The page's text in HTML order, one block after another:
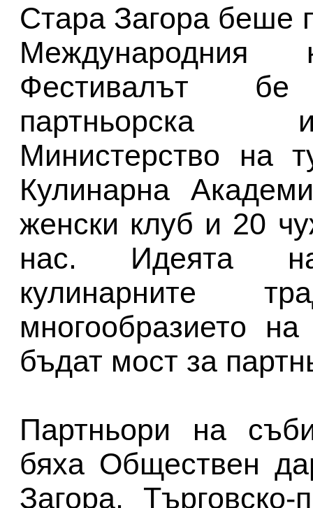
Стара Загора беше
Международния
Фестивалът
партньорска
Министерство на
Кулинарна
женски клуб и 20
нас. Идеята
кулинарните
многообразието
бъдат мост за
Партньори на
бяха Обществен
Загора,